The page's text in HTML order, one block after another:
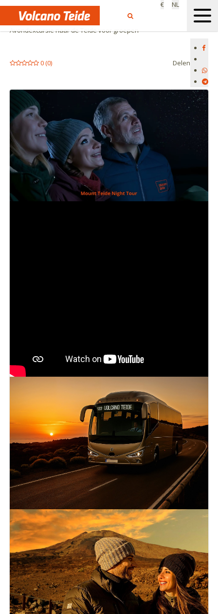
€
NL
Begin Groepen
Avondexcursie naar de Teide voor groepen
0(0) Delen